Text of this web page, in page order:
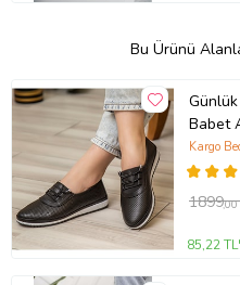
Bu Ürünü
Babet
Kargo
1899,00
85,22